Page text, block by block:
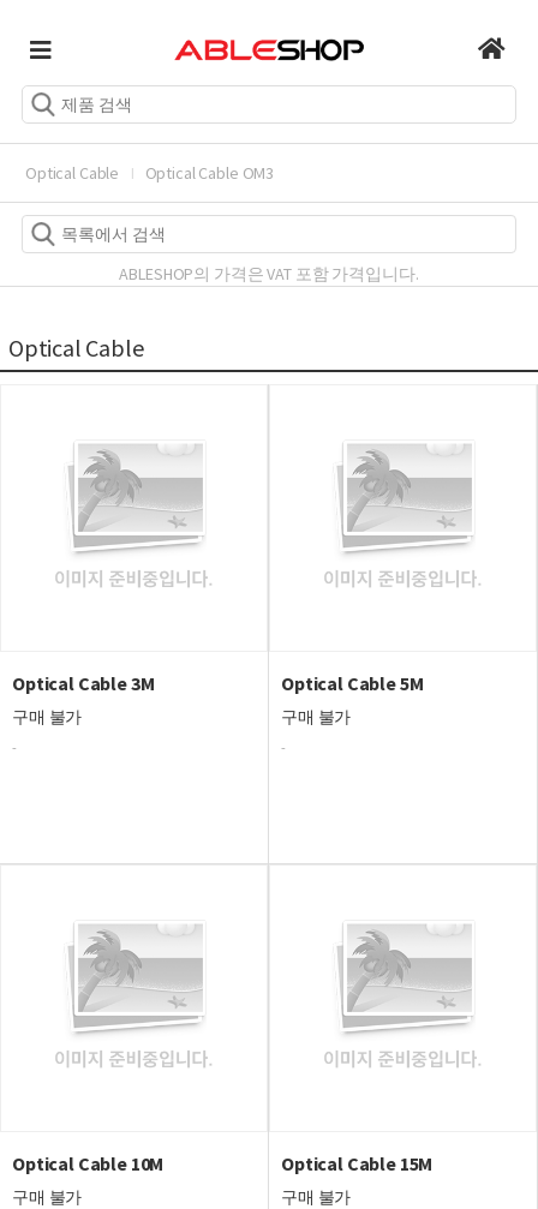
Optical Cable Optical Cable OM3
ABLESHOP의 가격은 VAT 포함 가격입니다.
Optical Cable
Optical Cable 3M
구매 불가
-
Optical Cable 5M
구매 불가
-
Optical Cable 10M
구매 불가
Optical Cable 15M
구매 불가